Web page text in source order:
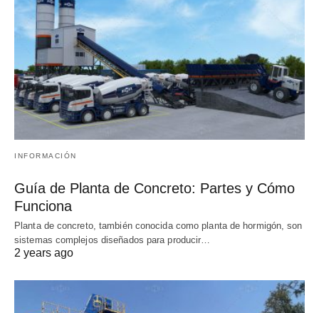
INFORMACIÓN
Guía de Planta de Concreto: Partes y Cómo
Funciona
Planta de concreto, también conocida como planta de hormigón, son
sistemas complejos diseñados para producir…
2 years ago